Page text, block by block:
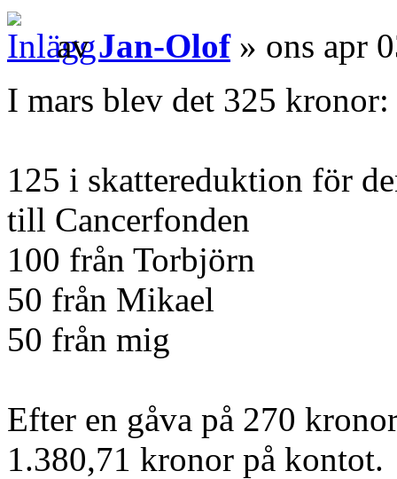
avJan-Olof» ons apr
I mars blev det 325 kronor:
125 i skattereduktion för
till Cancerfonden
100 från Torbjörn
50 från Mikael
50 från mig
Efter en gåva på 270
1.380,71 kronor på kontot.